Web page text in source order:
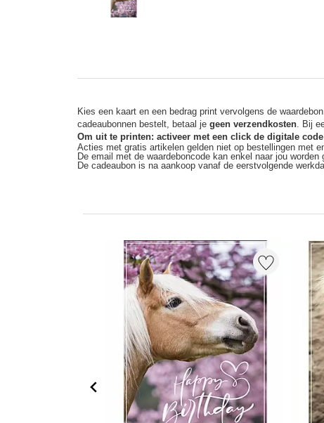
Kies een kaart en een bedrag print vervolgens de
cadeaubonnen bestelt, betaal je geen verzendkosten. Bij
Om uit te printen: activeer met een click de digitale
Acties met gratis artikelen gelden niet op bestellingen met
De email met de waardeboncode kan enkel naar jou
De cadeaubon is na aankoop vanaf de eerstvolgende